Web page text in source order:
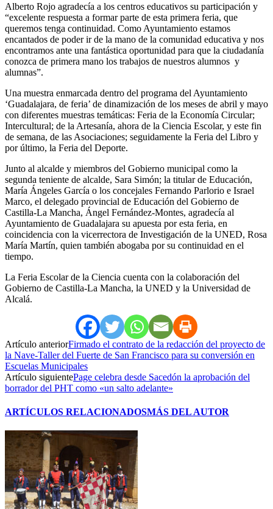
Alberto Rojo agradecía a los centros educativos su participación y
“excelente respuesta a formar parte de esta primera feria, que
queremos tenga continuidad. Como Ayuntamiento estamos
encantados de poder ir de la mano de la comunidad educativa y nos
encontramos ante una fantástica oportunidad para que la ciudadanía
conozca de primera mano los trabajos de nuestros alumnos y
alumnas”.
Una muestra enmarcada dentro del programa del Ayuntamiento
‘Guadalajara, de feria’ de dinamización de los meses de abril y mayo
con diferentes muestras temáticas: Feria de la Economía Circular;
Intercultural; de la Artesanía, ahora de la Ciencia Escolar, y este fin
de semana, de las Asociaciones; seguidamente la Feria del Libro y
por último, la Feria del Deporte.
Junto al alcalde y miembros del Gobierno municipal como la
segunda teniente de alcalde, Sara Simón; la titular de Educación,
María Ángeles García o los concejales Fernando Parlorio e Israel
Marco, el delegado provincial de Educación del Gobierno de
Castilla-La Mancha, Ángel Fernández-Montes, agradecía al
Ayuntamiento de Guadalajara su apuesta por esta feria, en
coincidencia con la vicerrectora de Investigación de la UNED, Rosa
María Martín, quien también abogaba por su continuidad en el
tiempo.
La Feria Escolar de la Ciencia cuenta con la colaboración del
Gobierno de Castilla-La Mancha, la UNED y la Universidad de
Alcalá.
Artículo anteriorFirmado el contrato de la redacción del proyecto de
la Nave-Taller del Fuerte de San Francisco para su conversión en
Escuelas Municipales
Artículo siguientePage celebra desde Sacedón la aprobación del
borrador del PHT como «un salto adelante»
ARTÍCULOS RELACIONADOSMÁS DEL AUTOR